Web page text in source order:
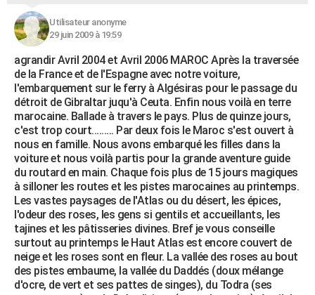
Utilisateur anonyme
29 juin 2009 à 19:59
agrandir Avril 2004 et Avril 2006 MAROC Après la traversée
de la France et de l'Espagne avec notre voiture,
l'embarquement sur le ferry à Algésiras pour le passage du
détroit de Gibraltar juqu'à Ceuta. Enfin nous voilà en terre
marocaine. Ballade à travers le pays. Plus de quinze jours,
c'est trop court......... Par deux fois le Maroc s'est ouvert à
nous en famille. Nous avons embarqué les filles dans la
voiture et nous voilà partis pour la grande aventure guide
du routard en main. Chaque fois plus de 15 jours magiques
à silloner les routes et les pistes marocaines au printemps.
Les vastes paysages de l'Atlas ou du désert, les épices,
l'odeur des roses, les gens si gentils et accueillants, les
tajines et les pâtisseries divines. Bref je vous conseille
surtout au printemps le Haut Atlas est encore couvert de
neige et les roses sont en fleur. La vallée des roses au bout
des pistes embaume, la vallée du Daddés (doux mélange
d'ocre, de vert et ses pattes de singes), du Todra (ses